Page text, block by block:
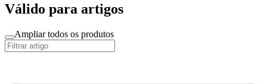
Válido para artigos
Ampliar todos os produtos